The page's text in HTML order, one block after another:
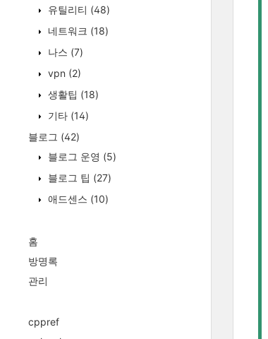
유틸리티 (48)
네트워크 (18)
나스 (7)
vpn (2)
생활팁 (18)
기타 (14)
블로그 (42)
블로그 운영 (5)
블로그 팁 (27)
애드센스 (10)
홈
방명록
관리
cppref